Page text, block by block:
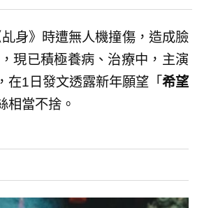
身》時遭無人機撞傷，造成臉
現已積極養病、治療中，主演
在1日發文透露新年願望「 希望
相當不捨。